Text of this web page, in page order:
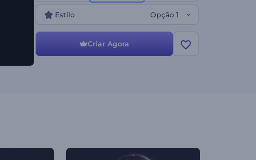
Estilo Opção 1
Criar Agora